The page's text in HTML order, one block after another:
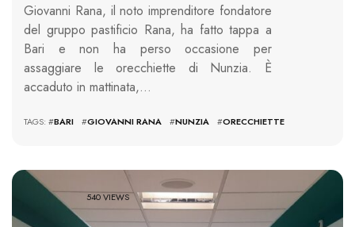
Giovanni Rana, il noto imprenditore fondatore
del gruppo pastificio Rana, ha fatto tappa a
Bari e non ha perso occasione per
assaggiare le orecchiette di Nunzia. È
accaduto in mattinata,…
TAGS: #BARI #GIOVANNI RANA #NUNZIA #ORECCHIETTE
540 VIEWS